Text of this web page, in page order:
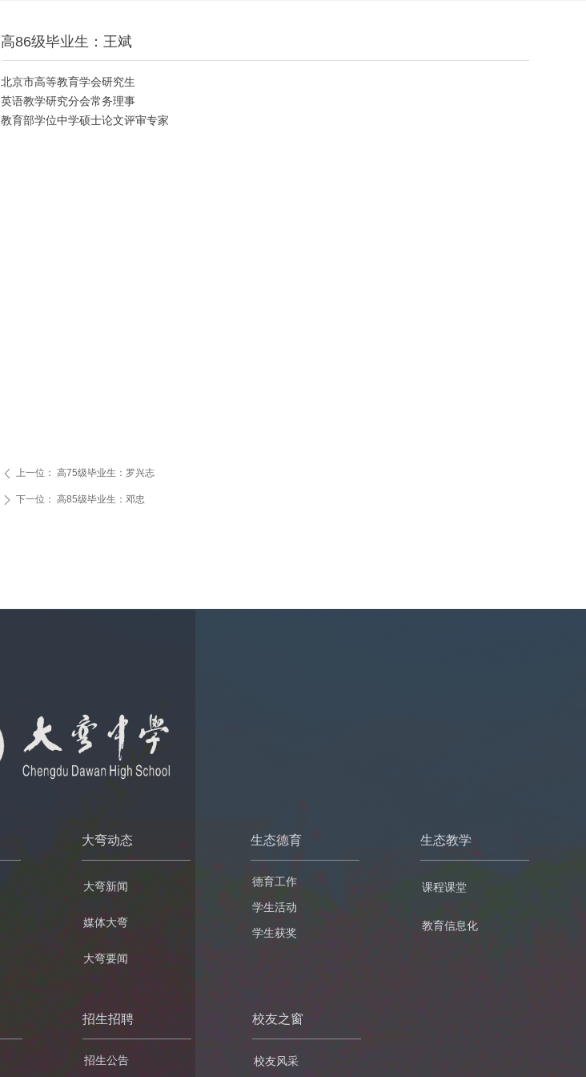
ꄴ 上一位： 高75级毕业生：罗兴志
ꄲ 下一位： 高85级毕业生：邓忠
北京市高等教育学会研究生
英语教学研究分会常务理事
教育部学位中学硕士论文评审专家
高86级毕业生：王斌
招生公告
招生招聘
大弯新闻
媒体大弯
大弯要闻
大弯动态
德育工作
学生活动
学生获奖
生态德育
课程课堂
教育信息化
生态教学
校友风采
校友之窗